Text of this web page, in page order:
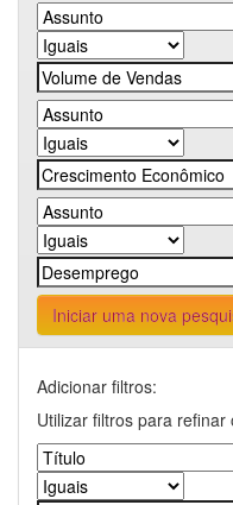
Iniciar uma nova
Adicionar filtros:
Utilizar filtros para